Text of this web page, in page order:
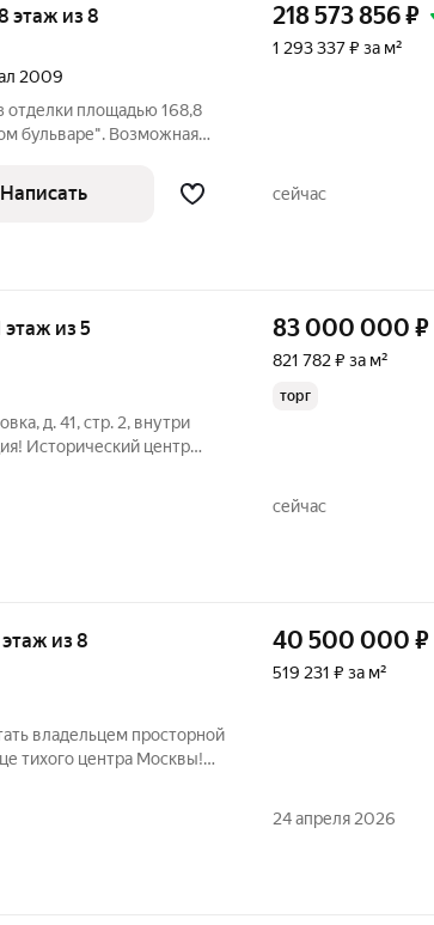
этаж из 8
2009
отделки площадью 168,8
бульваре". Возможная
- 3,2 м, окна выходят
218 573 856₽
1 293 337 ₽ за м²
Написать сейчас
этаж из 5
д. 41, стр. 2, внутри
и автомобильный
83 000 000 ₽
821 782 ₽ за м²
торг
сейчас
этаж из 8
владельцем просторной
тихого центра Москвы!
соседями. В этом году
40 500 000 ₽
519 231 ₽ за м²
24 апреля 2026